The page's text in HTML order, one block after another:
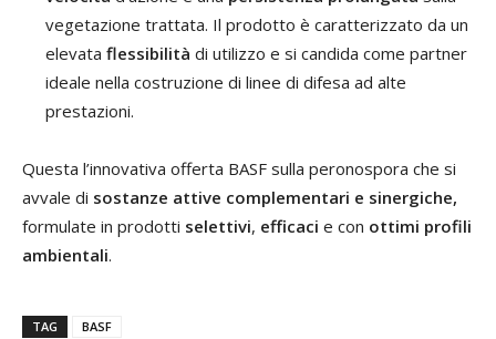
vegetazione trattata. Il prodotto è caratterizzato da un
elevata flessibilità di utilizzo e si candida come partner
ideale nella costruzione di linee di difesa ad alte
prestazioni.
Questa l’innovativa offerta BASF sulla peronospora che si
avvale di sostanze attive complementari e sinergiche,
formulate in prodotti selettivi, efficaci e con ottimi profili
ambientali.
TAG BASF